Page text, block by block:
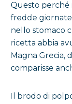
Questo perché
fredde
nello stomaco
ricetta abbia
Magna Grecia,
comparisse
Il brodo di